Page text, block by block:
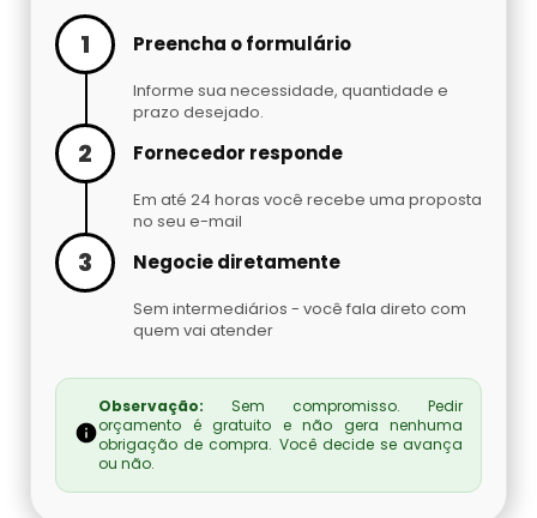
1 Preencha o formulário
Informe sua necessidade, quantidade e
prazo desejado.
2 Fornecedor responde
Em até 24 horas você recebe uma proposta
no seu e-mail
3 Negocie diretamente
Sem intermediários - você fala direto com
quem vai atender
Observação: Sem compromisso. Pedir
orçamento é gratuito e não gera nenhuma
obrigação de compra. Você decide se avança
ou não.